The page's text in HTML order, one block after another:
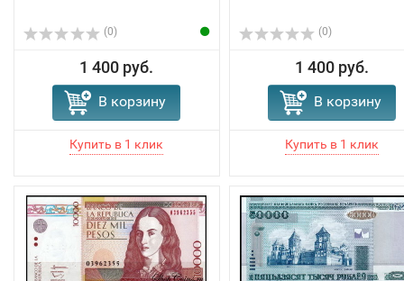
(0)
1 400 руб.
В корзину
(0)
1 400 руб.
В корзину